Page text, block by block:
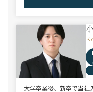
大学卒業後、新卒で当社